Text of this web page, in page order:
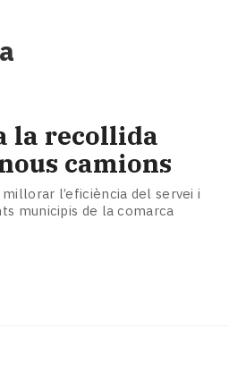
la recollida
camions
l’eficiència del servei i
municipis de la comarca